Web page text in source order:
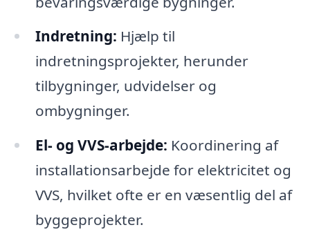
Indretning: Hjælp til
indretningsprojekter, herunder
tilbygninger, udvidelser og
ombygninger.
El- og VVS-arbejde: Koordinering af
installationsarbejde for elektricitet og
VVS, hvilket ofte er en væsentlig del af
byggeprojekter.